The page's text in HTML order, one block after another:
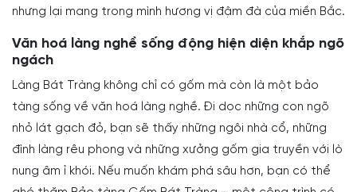
nhưng lại mang trong mình hương vị đậm đà của miền Bắc.
Văn hoá làng nghề sống động hiện diện khắp ngõ
ngách
Làng Bát Tràng không chỉ có gốm mà còn là một bảo
tàng sống về văn hoá làng nghề. Đi dọc những con ngõ
nhỏ lát gạch đỏ, bạn sẽ thấy những ngôi nhà cổ, những
đình làng rêu phong và những xưởng gốm gia truyền với lò
nung âm ỉ khói. Nếu muốn khám phá sâu hơn, bạn có thể